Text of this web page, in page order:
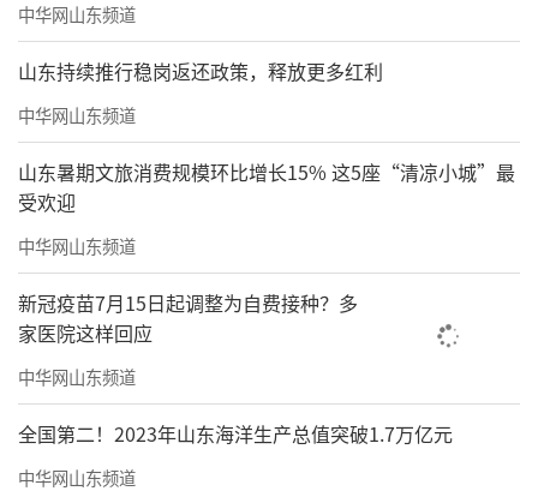
中华网山东频道
山东持续推行稳岗返还政策，释放更多红利
中华网山东频道
山东暑期文旅消费规模环比增长15% 这5座“清凉小城”最
受欢迎
中华网山东频道
新冠疫苗7月15日起调整为自费接种？多
家医院这样回应
中华网山东频道
全国第二！2023年山东海洋生产总值突破1.7万亿元
中华网山东频道